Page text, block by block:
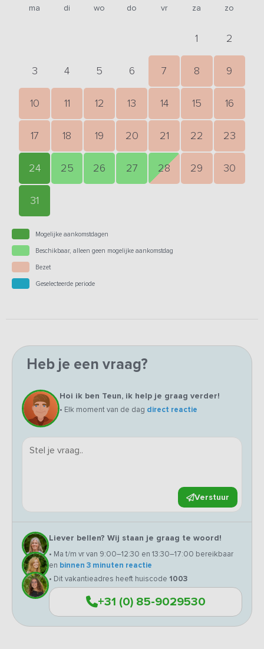
ma di wo do vr za zo
1 2
3 4 5 6 7 8 9
10 11 12 13 14 15 16
17 18 19 20 21 22 23
24 25 26 27 28 29 30
31
Mogelijke aankomstdagen
Beschikbaar, alleen geen mogelijke aankomstdag
Bezet
Geselecteerde periode
Heb je een vraag?
Hoi ik ben Teun, ik help je graag verder!
• Elk moment van de dag direct reactie
Verstuur
Liever bellen? Wij staan je graag te woord!
• Ma t/m vr van 9:00–12:30 en 13:30–17:00 bereikbaar
en binnen 3 minuten reactie
• Dit vakantieadres heeft huiscode 1003
+31 (0) 85-9029530